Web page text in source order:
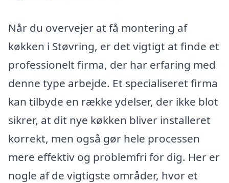
Når du overvejer at få montering af
køkken i Støvring, er det vigtigt at finde et
professionelt firma, der har erfaring med
denne type arbejde. Et specialiseret firma
kan tilbyde en række ydelser, der ikke blot
sikrer, at dit nye køkken bliver installeret
korrekt, men også gør hele processen
mere effektiv og problemfri for dig. Her er
nogle af de vigtigste områder, hvor et